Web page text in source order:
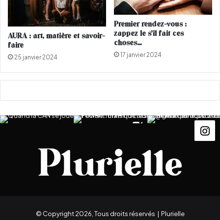
u
i
f
o
n
d
n
AURA : art, matière et savoir-
faire
25 janvier 2024
Premier rendez-vous :
zappez le s’il fait ces
choses…
17 janvier 2024
© Copyright 2026, Tous droits réservés | Plurielle